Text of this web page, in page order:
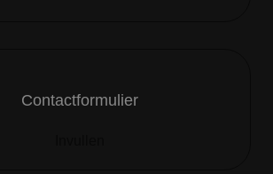
Contactformulier